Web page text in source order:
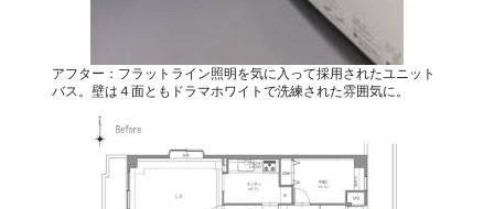
アフター：フラットライン照明を気に入って採用されたユニット
バス。壁は４面ともドラマホワイトで洗練された雰囲気に。